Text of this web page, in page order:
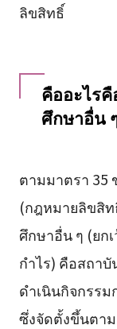
ลิขสิทธิ์
คืออะไร
ศึกษาอื่น
ตามมาตรา 35
(กฎหมายลิขสิท
ศึกษาอื่น ๆ (ยก
กำไร) คือสถา
ดำเนินกิจกรร
ซึ่งจัดตั้งขึ้นตาม